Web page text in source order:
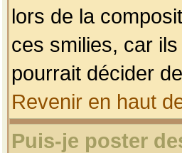
lors de la
ces smilies, car
pourrait décider
Revenir en haut
Puis-je poster